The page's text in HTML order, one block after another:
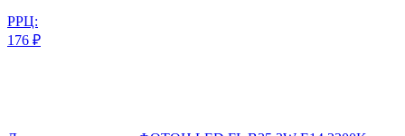
РРЦ:
176 ₽